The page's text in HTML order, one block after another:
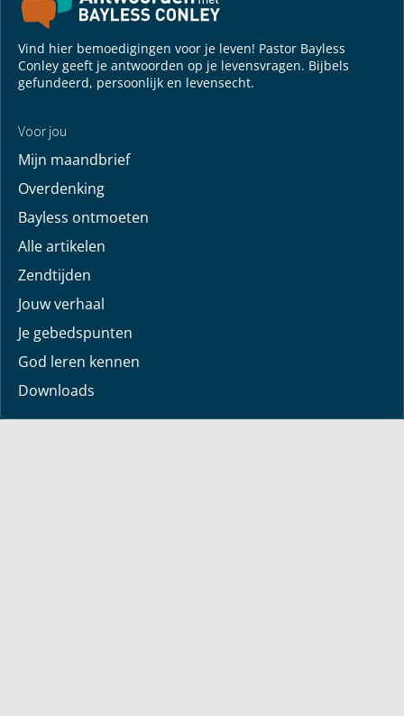
Vind hier bemoedigingen voor je leven! Pastor Bayless
Conley geeft je antwoorden op je levensvragen. Bijbels
gefundeerd, persoonlijk en levensecht.
Voor jou
Mijn maandbrief
Overdenking
Bayless ontmoeten
Alle artikelen
Zendtijden
Jouw verhaal
Je gebedspunten
God leren kennen
Downloads